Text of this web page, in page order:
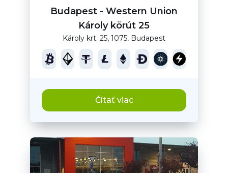
Budapest - Western Union
Károly körút 25
Károly krt. 25, 1075, Budapest
Čítať viac